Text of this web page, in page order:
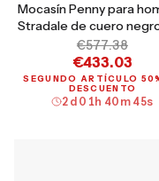
Mocasín Penny para
Stradale de cuero
€577.38
€433.03
SEGUNDO ARTÍCULO
DESCUENTO
2 d 01h 40 m 44s